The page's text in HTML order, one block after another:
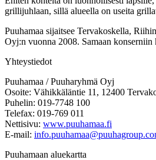
grillijuhlaan, sillä alueella on useita
Puuhamaa sijaitsee Tervakoskella,
Oyj:n vuonna 2008. Samaan konserniin
Yhteystiedot
Puuhamaa / Puuharyhmä Oyj
Osoite: Vähikkäläntie 11, 12400
Puhelin: 019-7748 100
Telefax: 019-769 011
Nettisivu: www.puuhamaa.fi
E-mail:
Puuhamaan aluekartta